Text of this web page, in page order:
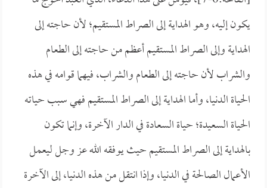
يكون إليه، وهو الهداية إلى الصراط المستقيم؛ لأن حاجته إلى
الهداية وإلى الصراط المستقيم أعظم من حاجته إلى الطعام
والشراب لأن حاجته إلى الطعام والشراب، فيهما قوامه في هذه
الحياة الدنيا، وأما الهداية إلى الصراط المستقيم فهي سبب حياته
الحياة السعيدة؛ حياة السعادة في الدار الآخرة، وإنما تكون
بالهداية إلى الصراط المستقيم حيث يوفقه الله عز وجل ليعمل
الأعمال الصالحة في الدنيا، وإذا انتقل من هذه الدنيا، إلى الآخرة